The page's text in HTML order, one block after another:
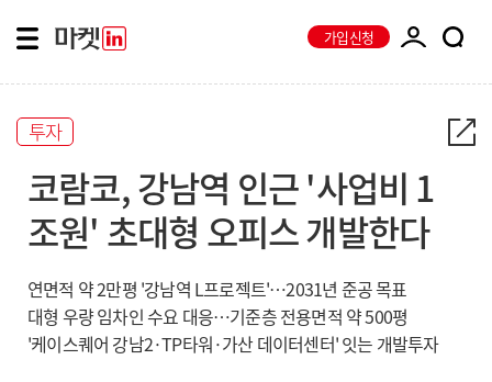
가입신청
투자
코람코, 강남역 인근 '사업비 1
조원' 초대형 오피스 개발한다
연면적 약 2만평 '강남역 L프로젝트'…2031년 준공 목표
대형 우량 임차인 수요 대응…기준층 전용면적 약 500평
'케이스퀘어 강남2·TP타워·가산 데이터센터' 잇는 개발투자